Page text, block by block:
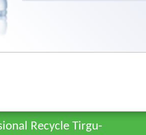
Recycle Tirgu-